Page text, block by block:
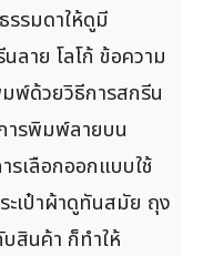
รรมดาให้ดูมี
าย โลโก้ ข้อความ
พ์ด้วยวิธีการสกรีน
ารพิมพ์ลายบน
เลือกออกแบบใช้
ะเป๋าผ้าดูทันสมัย ถุง
สินค้า ก็ทำให้